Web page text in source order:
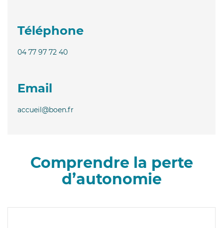
Téléphone
04 77 97 72 40
Email
accueil@boen.fr
Comprendre la perte
d’autonomie